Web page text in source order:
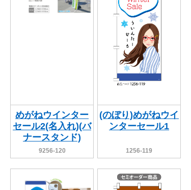
めがねウインター
セール2(名入れ)(バ
ナースタンド)
9256-120
(のぼり)めがねウイ
ンターセール1
1256-119